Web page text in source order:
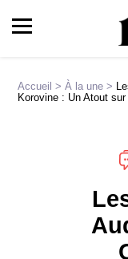
Accueil >À la une >
Korovine : Un Atout